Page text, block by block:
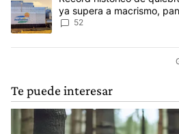
ya supera a macrismo,
52